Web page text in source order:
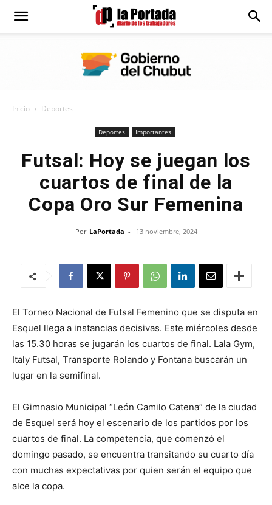
Diario
Inicio Deportes
Deportes Importantes
Futsal: Hoy se juegan los
cuartos de final de la
Copa Oro Sur Femenina
Por LaPortada - 13 noviembre, 2024
El Torneo Nacional de Futsal Femenino que se disputa en
Esquel llega a instancias decisivas. Este miércoles desde
las 15.30 horas se jugarán los cuartos de final. Lala Gym,
Italy Futsal, Transporte Rolando y Fontana buscarán un
lugar en la semifinal.
El Gimnasio Municipal “León Camilo Catena” de la ciudad
de Esquel será hoy el escenario de los partidos por los
cuartos de final. La competencia, que comenzó el
domingo pasado, se encuentra transitando su cuarto día
con muchas expectativas por quien serán el equipo que
alce la copa.